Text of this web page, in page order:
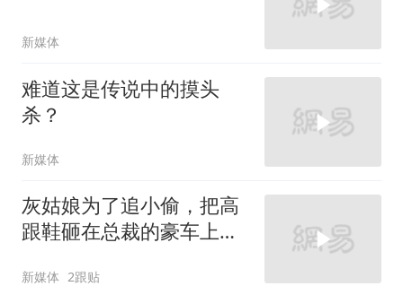
新媒体
难道这是传说中的摸头
杀？
新媒体
灰姑娘为了追小偷，把高
跟鞋砸在总裁的豪车上，
新媒体 2跟贴